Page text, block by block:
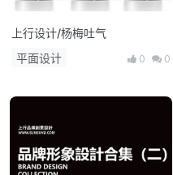
上行设计/杨梅吐气
平面设计
0 0